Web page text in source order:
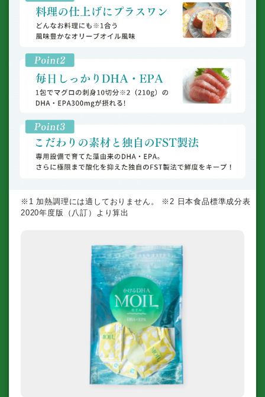
※1 加熱調理には適しておりません。 ※2 日本食品標準成分表
2020年度版（八訂）より算出